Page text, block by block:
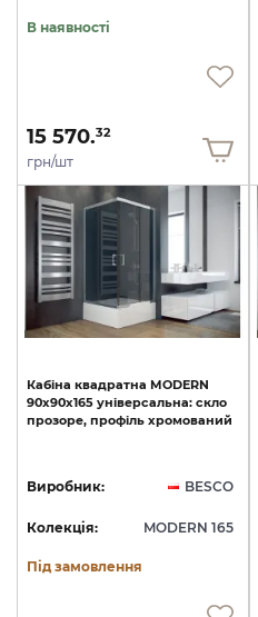
В наявності
15 570.32
грн/шт
Кабіна квадратна MODERN
90x90x165 універсальна: скло
прозоре, профіль хромований
Виробник: BESCO
Колекція: MODERN 165
Під замовлення